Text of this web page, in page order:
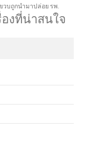
วบถูกนำมาปล่อย รพ.
องที่น่าสนใจ